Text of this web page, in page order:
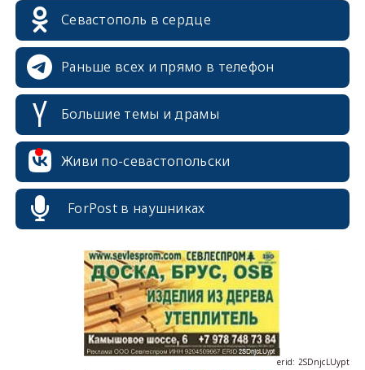
Севастополь в сердце
Раньше всех и прямо в телефон
Большие темы и драмы
Живи по-севастопольски
ForPost в наушниках
erid: 2SDnjcrDNw6
erid: 2SDnjcLUypt